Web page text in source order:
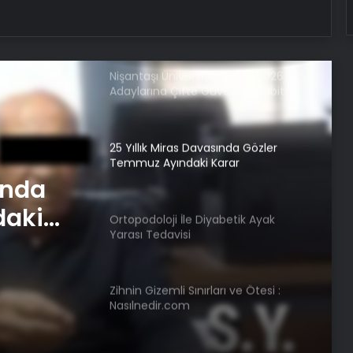
Nişantaşı Üniversitesi’nden 2026 YKS
Adaylarına Çifte Güvence: Sabit
Ücret ve Kesintisiz Burs
25 Yıllık Miras Davasında Gözler
Temmuz Ayındaki Karar
Ortopodoloji İle Diyabetik Ayak
Yarası Tedavisi
Zihnin Gizemli Sınırları ve Ötesi :
Nasılnedir.com